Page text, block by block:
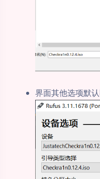
界面其他选项默